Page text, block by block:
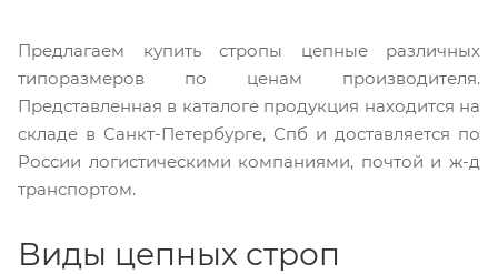
Предлагаем купить стропы цепные различных
типоразмеров по ценам производителя.
Представленная в каталоге продукция находится на
складе в Санкт-Петербурге, Спб и доставляется по
России логистическими компаниями, почтой и ж-д
транспортом.
Виды цепных строп